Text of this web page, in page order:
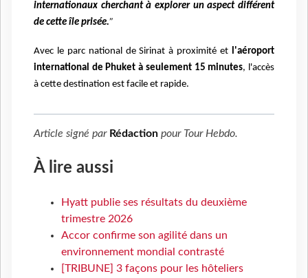
internationaux cherchant à explorer un aspect différent
de cette île prisée.”
Avec le parc national de Sirinat à proximité et l'aéroport
international de Phuket à seulement 15 minutes, l'accès
à cette destination est facile et rapide.
Article signé par Rédaction pour Tour Hebdo.
À lire aussi
Hyatt publie ses résultats du deuxième
trimestre 2026
Accor confirme son agilité dans un
environnement mondial contrasté
[TRIBUNE] 3 façons pour les hôteliers